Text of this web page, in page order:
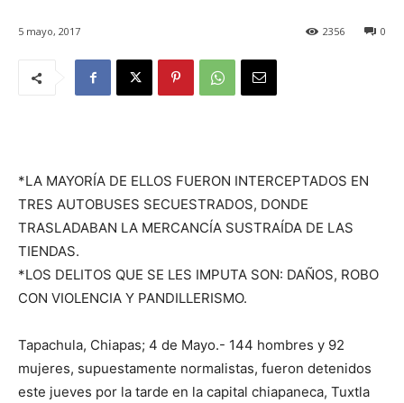
5 mayo, 2017 0
2356
*LA MAYORÍA DE ELLOS FUERON INTERCEPTADOS EN
TRES AUTOBUSES SECUESTRADOS, DONDE
TRASLADABAN LA MERCANCÍA SUSTRAÍDA DE LAS
TIENDAS.
*LOS DELITOS QUE SE LES IMPUTA SON: DAÑOS, ROBO
CON VIOLENCIA Y PANDILLERISMO.
Tapachula, Chiapas; 4 de Mayo.- 144 hombres y 92
mujeres, supuestamente normalistas, fueron detenidos
este jueves por la tarde en la capital chiapaneca, Tuxtla